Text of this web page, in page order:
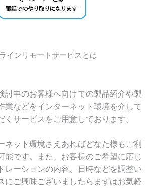
インリモートサービスとは
討中のお客様へ向けての製品紹介や製
業などをインターネット環境を介して
くサービスをご用意しております。
ネット環境さえあればどなた様もご利
能です。また、お客様のご希望に応じ
レーションの内容、日時などを調整い
にご興味ございましたらまずはお気軽